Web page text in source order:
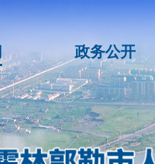
政务公开